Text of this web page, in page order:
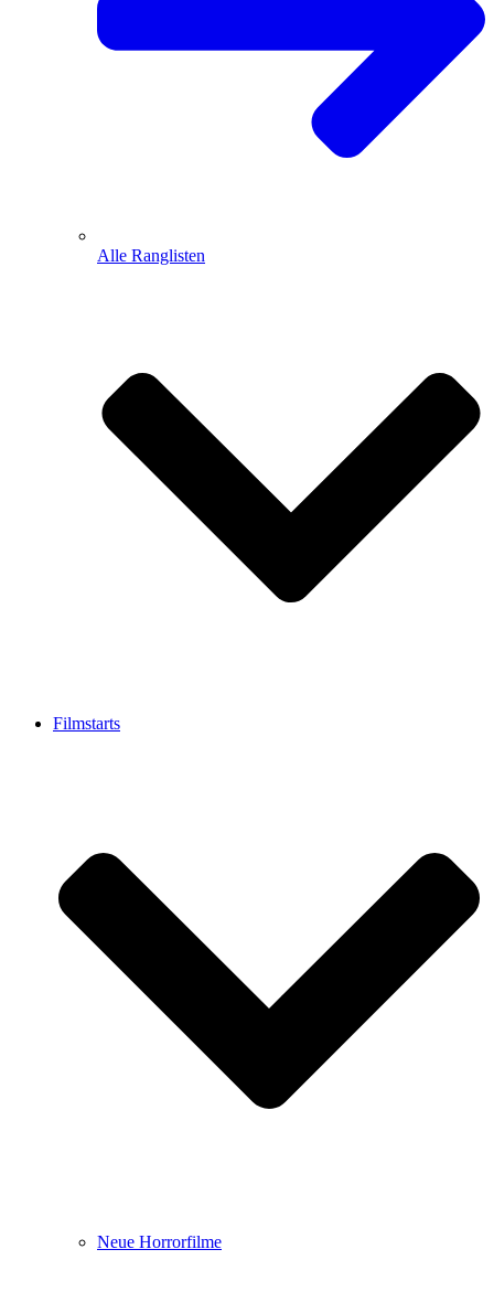
Alle Ranglisten
Filmstarts
Neue Horrorfilme